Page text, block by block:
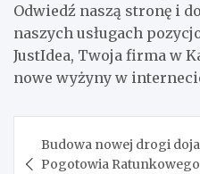
Odwiedź naszą stronę i
naszych usługach
JustIdea, Twoja firma w
nowe wyżyny w
wpisu
Budowa nowej drogi
Pogotowia